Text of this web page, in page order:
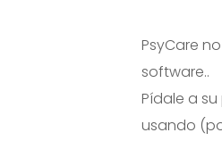
PsyCare
software..
Pídale a
usando